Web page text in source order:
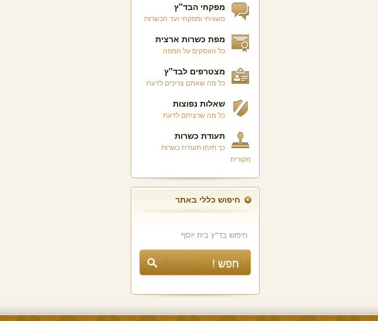
מפקחי הבד"ץ
משגיחי ומפקחי ועד הכשרות
מפת כשרות ארצית
כל העסקים על המפה
מצטרפים לבד"ץ
כל מה שאתם צריכים לדעת
שאלות נפוצות
כל מה שרציתם לדעת
תעודת כשרות
כך תזהו תעודת כשרות
מקורית
חיפוש כללי באתר